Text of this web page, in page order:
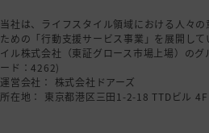
当社は、ライフスタイル領域における人々
ための「行動支援サービス事業」を展開し
イル株式会社（東証グロース市場上場）のグ
ード：4262)
運営会社： 株式会社ドアーズ
所在地： 東京都港区三田1-2-18 TTDビル 4F